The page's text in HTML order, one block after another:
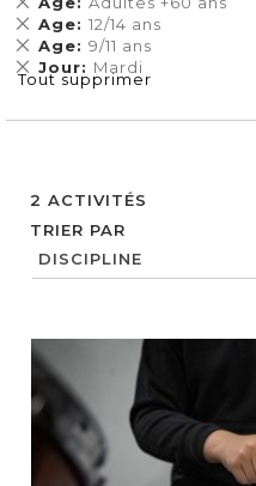
2 ACTIVITÉS
TRIER PAR
cet
Élément
Age 12/14 ans
Supprimer
cet
Élément
Age 9/11 ans
Supprimer
cet
Élément
Jour Mardi
Supprimer
cet
Tout supprimer